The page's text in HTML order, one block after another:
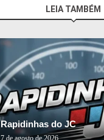
LEIA TAMBÉM
Rapidinhas do JC
7 de agosto de 2026